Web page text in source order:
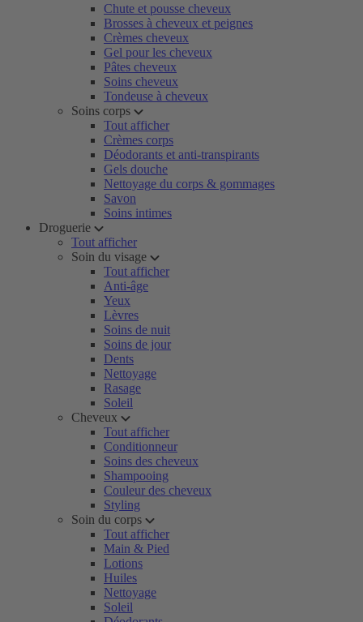
Chute et pousse cheveux
Brosses à cheveux et peignes
Crèmes cheveux
Gel pour les cheveux
Pâtes cheveux
Soins cheveux
Tondeuse à cheveux
Soins corps
Tout afficher
Crèmes corps
Déodorants et anti-transpirants
Gels douche
Nettoyage du corps & gommages
Savon
Soins intimes
Droguerie
Tout afficher
Soin du visage
Tout afficher
Anti-âge
Yeux
Lèvres
Soins de nuit
Soins de jour
Dents
Nettoyage
Rasage
Soleil
Cheveux
Tout afficher
Conditionneur
Soins des cheveux
Shampooing
Couleur des cheveux
Styling
Soin du corps
Tout afficher
Main & Pied
Lotions
Huiles
Nettoyage
Soleil